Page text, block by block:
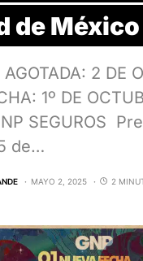
de México
AGOTADA: 2 DE
1º DE
SEGUROS
de…
MAYO 2, 2025 2